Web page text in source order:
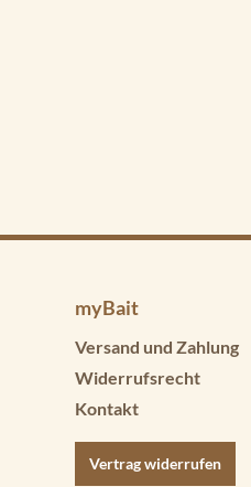
myBait
Versand und Zahlung
Widerrufsrecht
Kontakt
Vertrag widerrufen